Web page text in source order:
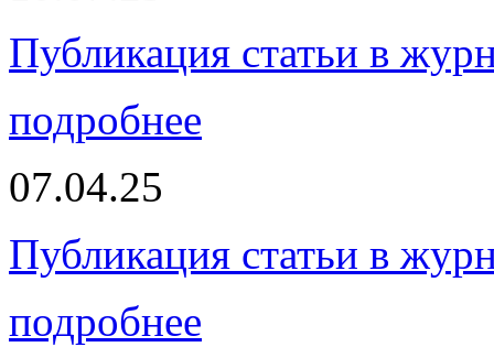
Публикация статьи в
подробнее
07.04.25
Публикация статьи в
подробнее